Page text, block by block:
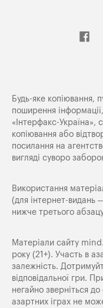
Будь-яке копiювання,
поширення
«Iнтерфакс-Україна»,
копіювання або
посилання на
вигляді суворо
Використання
(для інтернет-видань
нижче третього
Матеріали сайту
року (21+). Участь в
залежність.
відповідальної гри.
негайно зверніться
азартних іграх не